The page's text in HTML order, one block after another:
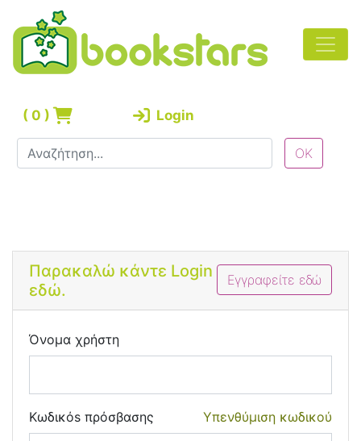
( 0 ) Login
Εγγραφείτε εδώ
Παρακαλώ κάντε Login
εδώ.
Όνομα χρήστη
Υπενθύμιση κωδικού
Κωδικόs πρόσβασης